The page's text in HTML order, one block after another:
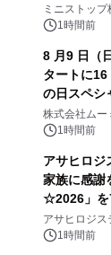
ミニストップ
1時間前
8 月9 日（
タートに
の日スペシ
株式会社ムー
1時間前
アサヒロ
家族に感謝
☆2026」を
アサヒロジス
1時間前